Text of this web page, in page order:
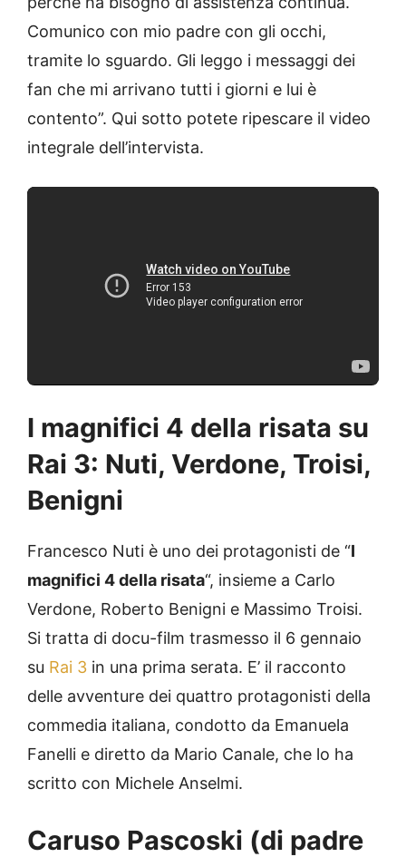
Comunico con mio padre con gli occhi,
tramite lo sguardo. Gli leggo i messaggi dei
fan che mi arrivano tutti i giorni e lui è
contento”. Qui sotto potete ripescare il video
integrale dell’intervista.
I magnifici 4 della risata su
Rai 3: Nuti, Verdone, Troisi,
Benigni
Francesco Nuti è uno dei protagonisti de “I
magnifici 4 della risata“, insieme a Carlo
Verdone, Roberto Benigni e Massimo Troisi.
Si tratta di docu-film trasmesso il 6 gennaio
su Rai 3 in una prima serata. E’ il racconto
delle avventure dei quattro protagonisti della
commedia italiana, condotto da Emanuela
Fanelli e diretto da Mario Canale, che lo ha
scritto con Michele Anselmi.
Caruso Pascoski (di padre